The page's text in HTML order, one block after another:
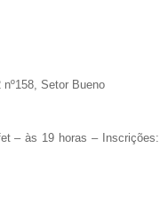
Setor Bueno
– às 19 horas – Inscrições: